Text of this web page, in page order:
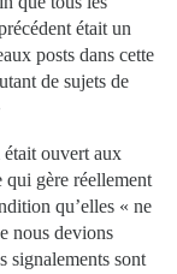
était un
posts dans cette
de sujets de
était ouvert aux
qui gère réellement
qu’elles « ne
nous devions
signalements sont